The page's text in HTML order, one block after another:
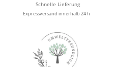
Schnelle Lieferung
Expressversand innerhalb 24 h